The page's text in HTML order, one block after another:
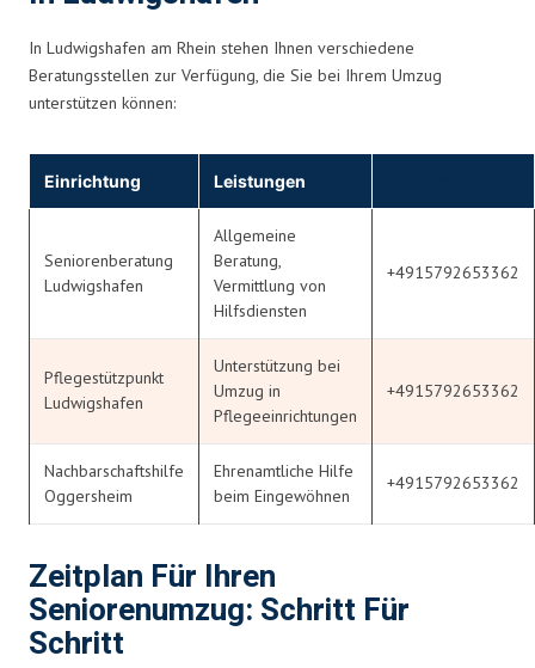
In Ludwigshafen am Rhein stehen Ihnen verschiedene
Beratungsstellen zur Verfügung, die Sie bei Ihrem Umzug
unterstützen können:
Einrichtung Leistungen
Seniorenberatung
Ludwigshafen
Allgemeine
Beratung,
Vermittlung von
Hilfsdiensten
+4915792653362
Pflegestützpunkt
Ludwigshafen
Unterstützung bei
Umzug in
Pflegeeinrichtungen
+4915792653362
Nachbarschaftshilfe
Oggersheim
Ehrenamtliche Hilfe
beim Eingewöhnen
+4915792653362
Zeitplan Für Ihren
Seniorenumzug: Schritt Für
Schritt